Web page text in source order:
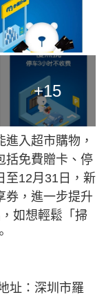
+15
入超市購物，
括免費贈卡、停
至12月31日，新
券，進一步提升
如想輕鬆「掃
址：深圳市羅